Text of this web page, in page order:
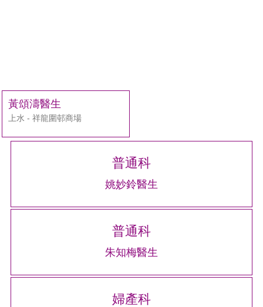
黃頌濤醫生
上水 - 祥龍圍邨商場
普通科
姚妙鈴醫生
普通科
朱知梅醫生
婦產科